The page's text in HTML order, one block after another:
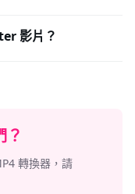
影片？
？
轉換器，請